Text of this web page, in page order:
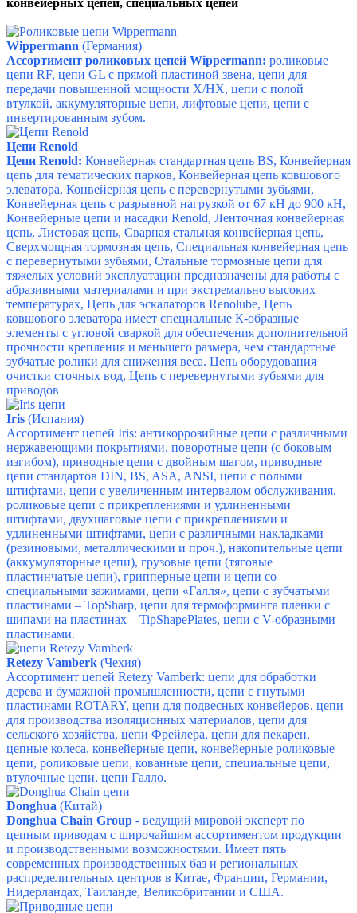
конвейерных цепей, специальных цепей
Wippermann (Германия)
Ассортимент роликовых цепей Wippermann: роликовые
цепи RF, цепи GL с прямой пластиной звена, цепи для
передачи повышенной мощности X/HX, цепи с полой
втулкой, аккумуляторные цепи, лифтовые цепи, цепи с
инвертированным зубом.
Цепи Renold
Цепи Renold: Конвейерная стандартная цепь BS, Конвейерная
цепь для тематических парков, Конвейерная цепь ковшового
элеватора, Конвейерная цепь с перевернутыми зубьями,
Конвейерная цепь с разрывной нагрузкой от 67 кН до 900 кН,
Конвейерные цепи и насадки Renold, Ленточная конвейерная
цепь, Листовая цепь, Сварная стальная конвейерная цепь,
Сверхмощная тормозная цепь, Специальная конвейерная цепь
с перевернутыми зубьями, Стальные тормозные цепи для
тяжелых условий эксплуатации предназначены для работы с
абразивными материалами и при экстремально высоких
температурах, Цепь для эскалаторов Renolube, Цепь
ковшового элеватора имеет специальные К-образные
элементы с угловой сваркой для обеспечения дополнительной
прочности крепления и меньшего размера, чем стандартные
зубчатые ролики для снижения веса. Цепь оборудования
очистки сточных вод, Цепь с перевернутыми зубьями для
приводов
Iris (Испания)
Ассортимент цепей Iris: антикоррозийные цепи с различными
нержавеющими покрытиями, поворотные цепи (с боковым
изгибом), приводные цепи с двойным шагом, приводные
цепи стандартов DIN, BS, ASA, ANSI, цепи с полыми
штифтами, цепи с увеличенным интервалом обслуживания,
роликовые цепи с прикреплениями и удлиненными
штифтами, двухшаговые цепи с прикреплениями и
удлиненными штифтами, цепи с различными накладками
(резиновыми, металлическими и проч.), накопительные цепи
(аккумуляторные цепи), грузовые цепи (тяговые
пластинчатые цепи), грипперные цепи и цепи со
специальными зажимами, цепи «Галля», цепи с зубчатыми
пластинами – TopSharp, цепи для термоформинга пленки с
шипами на пластинах – TipShapePlates, цепи с V-образными
пластинами.
Retezy Vamberk (Чехия)
Ассортимент цепей Retezy Vamberk: цепи для обработки
дерева и бумажной промышленности, цепи с гнутыми
пластинами ROTARY, цепи для подвесных конвейеров, цепи
для производства изоляционных материалов, цепи для
сельского хозяйства, цепи Фрейлера, цепи для пекарен,
цепные колеса, конвейерные цепи, конвейерные роликовые
цепи, роликовые цепи, кованные цепи, специальные цепи,
втулочные цепи, цепи Галло.
Donghua (Китай)
Donghua Chain Group - ведущий мировой эксперт по
цепным приводам с широчайшим ассортиментом продукции
и производственными возможностями. Имеет пять
современных производственных баз и региональных
распределительных центров в Китае, Франции, Германии,
Нидерландах, Таиланде, Великобритании и США.